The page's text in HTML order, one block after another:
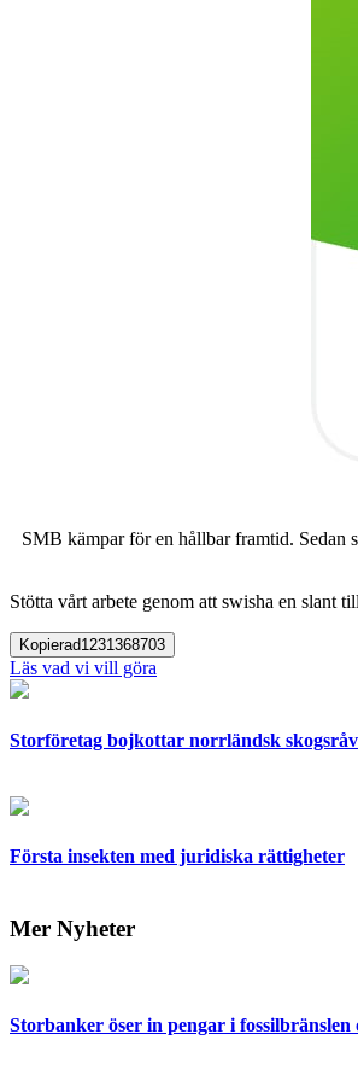
SMB kämpar för en hållbar framtid. Sedan
Stötta vårt arbete genom att swisha en slant till
Kopierad1231368703
Läs vad vi vill göra
Storföretag bojkottar norrländsk
Första insekten med juridiska rättigheter
Mer Nyheter
Storbanker öser in pengar i fossilbränslen